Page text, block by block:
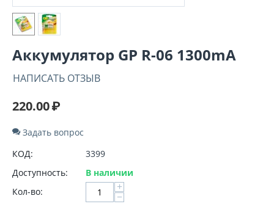
Аккумулятор GP R-06 1300mA
НАПИСАТЬ ОТЗЫВ
220.00₽
Задать вопрос
КОД:
3399
Доступность:
В наличии
Кол-во:
+
−